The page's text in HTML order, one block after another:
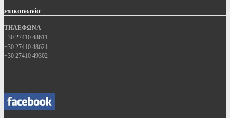
επικοινωνία
ΤΗΛΕΦΩΝΑ
+30 27410 48611
+30 27410 48621
+30 27410 49302